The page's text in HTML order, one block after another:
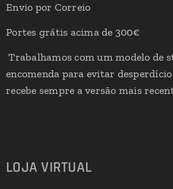
Envio por Correio
Portes grátis acima de 300€
Trabalhamos com um modelo de
encomenda para evitar
recebe sempre a versão mais
LOJA VIRTUAL